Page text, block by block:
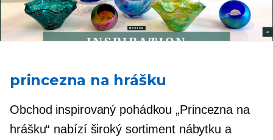
princezna na hrášku
Obchod inspirovaný pohádkou „Princezna na
hrášku“ nabízí široký sortiment nábytku a